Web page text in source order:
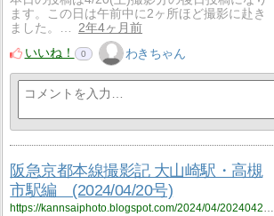
ます。この日は午前中に2ヶ所ほど撮影に赴き
ました。…
2年4ヶ月前
いいね！
0 わきちゃん
阪急京都本線撮影記 大山崎駅・高槻
市駅編 (2024/04/20号)
https://kannsaiphoto.blogspot.com/2024/04/20240420.html